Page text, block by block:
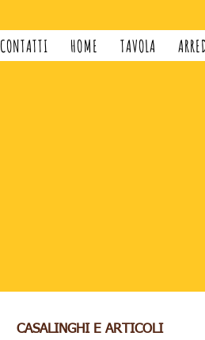
CONTATTI HOME TAVOLA
CASALINGHI E ARTICOLI